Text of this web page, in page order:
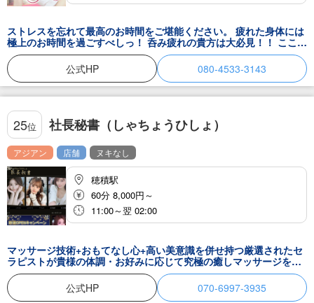
ストレスを忘れて最高のお時間をご堪能ください。 疲れた身体には
極上のお時間を過ごすべしっ！ 呑み疲れの貴方は大必見！！ ここで
しか味わえない癒しを！ 豪華な出勤体制でお出迎えいたします！ 最
上のセラピストで気分リフレッシュ♪ 溜まった疲れを全て吹き飛ば
しちゃって下さい♪
公式HP 080-4533-3143
25位 社長秘書（しゃちょうひしょ）
アジアン 店舗 ヌキなし
穂積駅
60分 8,000円～
11:00～翌 02:00
マッサージ技術+おもてなし心+高い美意識を併せ持つ厳選されたセ
ラピストが貴様の体調・お好みに応じて究極の癒しマッサージを提
供させていただきます。個室の空間で全てを忘れセラピストのリズ
ムに身を任せ貴様自身を取り戻してください疲れた体を癒しながら
ストレスの発散をし、健やかな状態を保ちます
公式HP 070-6997-3935